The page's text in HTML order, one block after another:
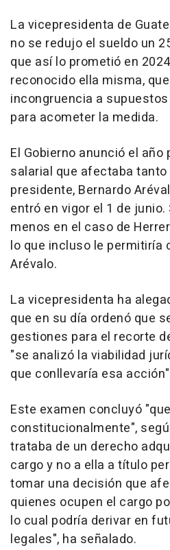
La vicepresidenta de
no se redujo el sueldo un
que así lo prometió en
reconocido ella misma,
incongruencia a
para acometer la medida.
El Gobierno anunció el
salarial que afectaba tanto
presidente, Bernardo
entró en vigor el 1 de junio.
menos en el caso de
lo que incluso le permitiría
Arévalo.
La vicepresidenta ha
que en su día ordenó que
gestiones para el recorte
"se analizó la viabilidad
que conllevaría esa
Este examen concluyó
constitucionalmente",
trataba de un derecho
cargo y no a ella a título
tomar una decisión que
quienes ocupen el cargo
lo cual podría derivar en
legales", ha señalado.